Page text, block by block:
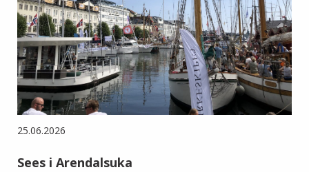
25.06.2026
Sees i Arendalsuka